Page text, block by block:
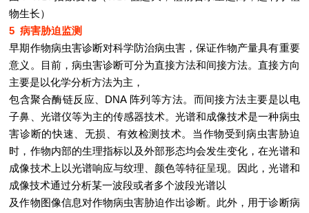
物生长）
5 病害胁迫监测
早期作物病虫害诊断对科学防治病虫害，保证作物产量具有重要
意义。目前，病虫害诊断可分为直接方法和间接方法。直接方向
主要是以化学分析方法为主，
包含聚合酶链反应、DNA 阵列等方法。而间接方法主要是以电
子鼻、光谱仪等为主的传感器技术。光谱和成像技术是一种病虫
害诊断的快速、无损、有效检测技术。当作物受到病虫害胁迫
时，作物内部的生理指标以及外部形态均会发生变化，在光谱和
成像技术上以光谱响应与纹理、颜色等特征呈现。因此，光谱和
成像技术通过分析某一波段或者多个波段光谱以
及作物图像信息对作物病虫害胁迫作出诊断。此外，用于诊断病